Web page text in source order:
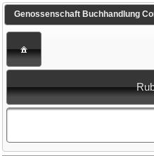
Genossenschaft Buchhandlung